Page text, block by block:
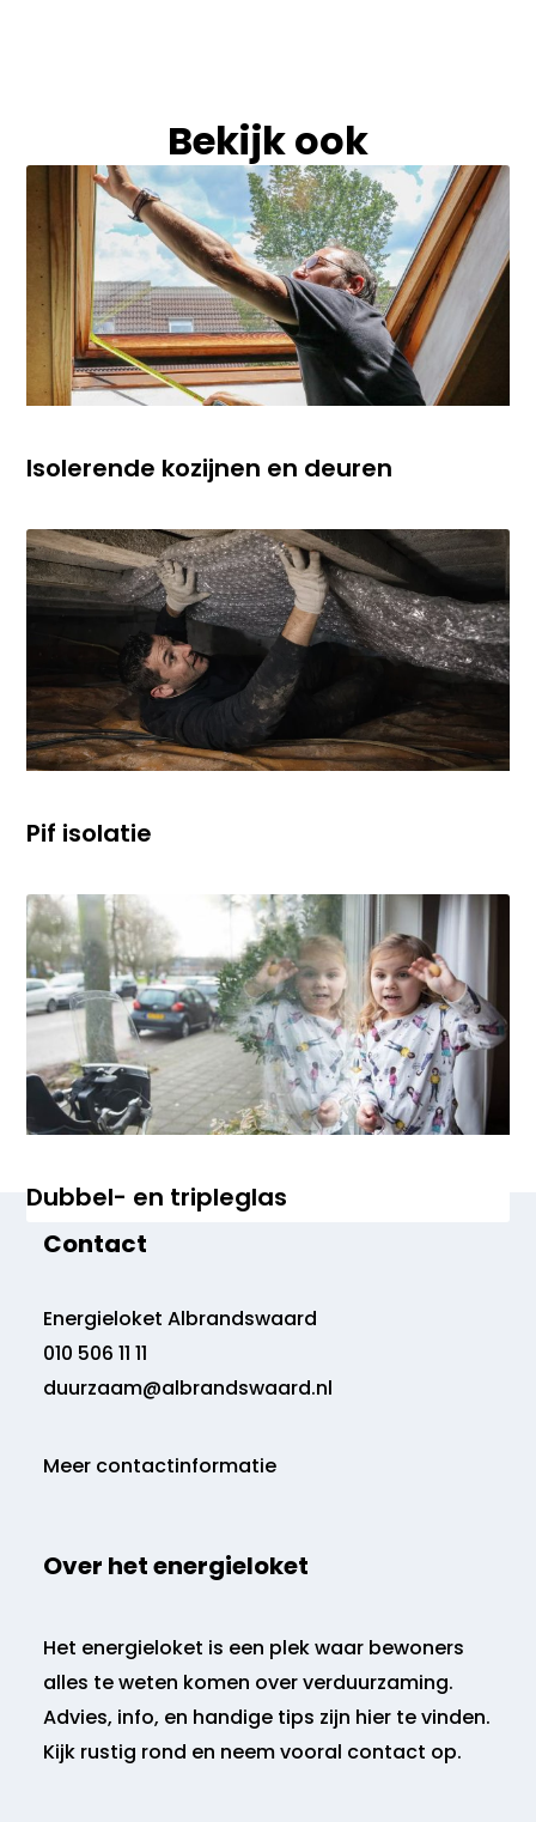
Bekijk ook
Isolerende kozijnen en deuren
Pif isolatie
Dubbel- en tripleglas
Contact
Energieloket Albrandswaard
010 506 11 11
duurzaam@albrandswaard.nl
Meer contactinformatie
Over het energieloket
Het energieloket is een plek waar bewoners
alles te weten komen over verduurzaming.
Advies, info, en handige tips zijn hier te vinden.
Kijk rustig rond en neem vooral contact op.